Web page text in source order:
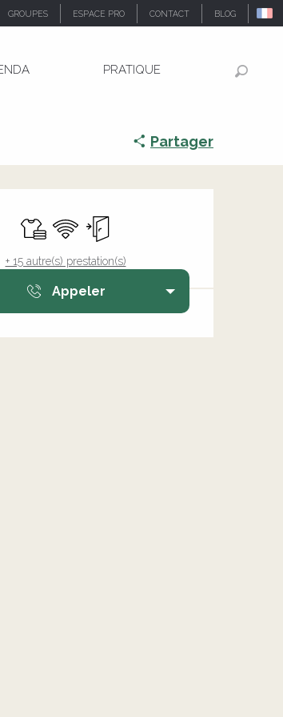
GROUPES ESPACE PRO CONTACT BLOG
PRATIQUE
Partager
Draps et linge
WiFi Entrée indépendante
+ 15 autre(s) prestation(s)
Appeler